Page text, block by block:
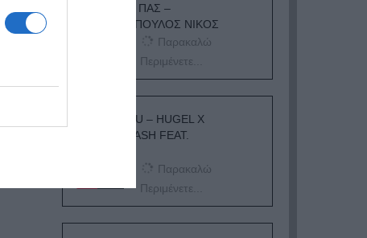
ΟΠΟΥ ΚΙ ΑΝ ΠΑΣ –
ΟΙΚΟΝΟΜΟΠΟΥΛΟΣ ΝΙΚΟΣ
Παρακαλώ
Περιμένετε...
I ADORE YOU – HUGEL X
TOPIC X ARASH FEAT.
Παρακαλώ
Περιμένετε...